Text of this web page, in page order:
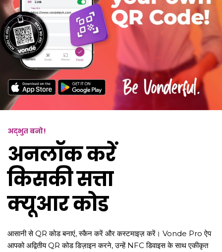
अद्भुत बनो!
अनलॉक करें
किसकी सत्ता
क्यूआर कोड
आसानी से QR कोड बनाएं, स्कैन करें और कस्टमाइज़ करें। Vonde Pro ऐप
आपको अद्वितीय QR कोड डिज़ाइन करने, उन्हें NFC डिवाइस के साथ एकीकृत